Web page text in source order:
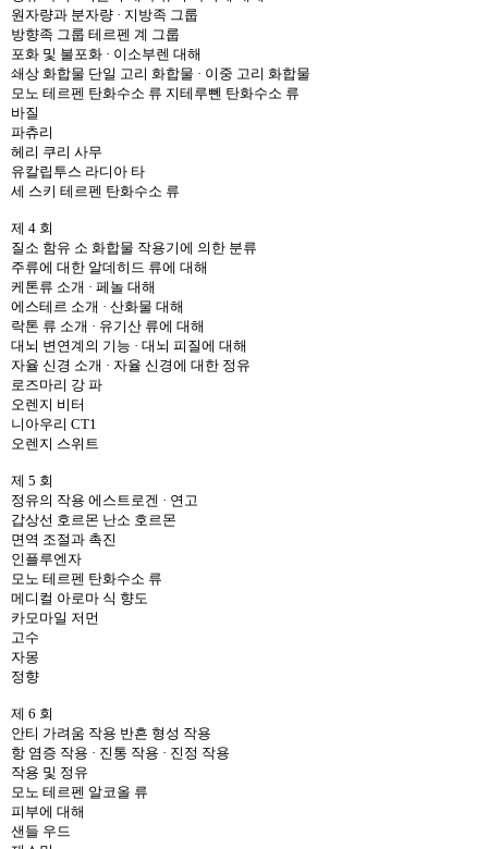
원자량과 분자량 · 지방족 그룹
방향족 그룹 테르펜 계 그룹
포화 및 불포화 · 이소부렌 대해
쇄상 화합물 단일 고리 화합물 · 이중 고리 화합물
모노 테르펜 탄화수소 류 지테루뻰 탄화수소 류
바질
파츄리
헤리 쿠리 사무
유칼립투스 라디아 타
세 스키 테르펜 탄화수소 류
제 4 회
질소 함유 소 화합물 작용기에 의한 분류
주류에 대한 알데히드 류에 대해
케톤류 소개 · 페놀 대해
에스테르 소개 · 산화물 대해
락톤 류 소개 · 유기산 류에 대해
대뇌 변연계의 기능 · 대뇌 피질에 대해
자율 신경 소개 · 자율 신경에 대한 정유
로즈마리 강 파
오렌지 비터
니아우리 CT1
오렌지 스위트
제 5 회
정유의 작용 에스트로겐 · 연고
갑상선 호르몬 난소 호르몬
면역 조절과 촉진
인플루엔자
모노 테르펜 탄화수소 류
메디컬 아로마 식 향도
카모마일 저먼
고수
자몽
정향
제 6 회
안티 가려움 작용 반흔 형성 작용
항 염증 작용 · 진통 작용 · 진정 작용
작용 및 정유
모노 테르펜 알코올 류
피부에 대해
샌들 우드